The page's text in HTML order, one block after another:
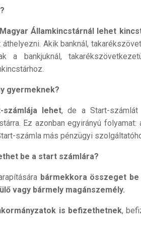
Államkincstárnál lehet
Akik banknál,
a bankjuknál,
gyermeknek?
lehet, de a Start-számlát
Ez azonban egyirányú
számla más pénzügyi
be a start számlára?
bármekkora összeget
vagy bármely magánszemély.
is befizethetnek,